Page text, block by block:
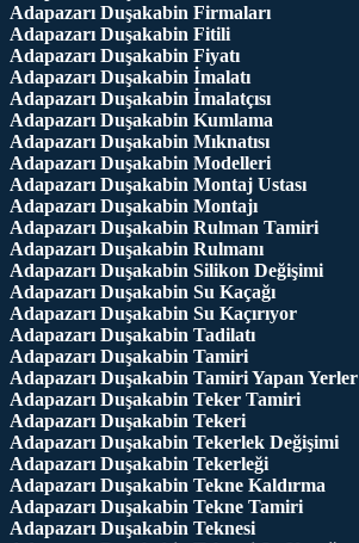
Adapazarı Duşakabin Firmaları
Adapazarı Duşakabin Fitili
Adapazarı Duşakabin Fiyatı
Adapazarı Duşakabin İmalatı
Adapazarı Duşakabin İmalatçısı
Adapazarı Duşakabin Kumlama
Adapazarı Duşakabin Mıknatısı
Adapazarı Duşakabin Modelleri
Adapazarı Duşakabin Montaj Ustası
Adapazarı Duşakabin Montajı
Adapazarı Duşakabin Rulman Tamiri
Adapazarı Duşakabin Rulmanı
Adapazarı Duşakabin Silikon Değişimi
Adapazarı Duşakabin Su Kaçağı
Adapazarı Duşakabin Su Kaçırıyor
Adapazarı Duşakabin Tadilatı
Adapazarı Duşakabin Tamiri
Adapazarı Duşakabin Tamiri Yapan Yerler
Adapazarı Duşakabin Teker Tamiri
Adapazarı Duşakabin Tekeri
Adapazarı Duşakabin Tekerlek Değişimi
Adapazarı Duşakabin Tekerleği
Adapazarı Duşakabin Tekne Kaldırma
Adapazarı Duşakabin Tekne Tamiri
Adapazarı Duşakabin Teknesi